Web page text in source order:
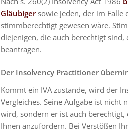
Gläubigersowie jeden, der im Falle
stimmberechtigt gewesen wäre.
diejenigen, die auch berechtigt
beantragen.
Der Insolvency Practitioner
Kommt ein IVA zustande, wird der
Vergleiches. Seine Aufgabe ist nicht
wird, sondern er ist auch
Ihnen anzufordern. Bei Verstößen